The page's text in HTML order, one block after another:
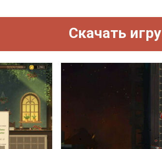
Скачать игру